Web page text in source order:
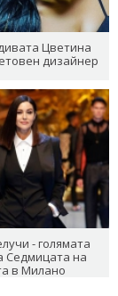
Цветина
дизайнер
- голямата
Седмицата на
в Милано